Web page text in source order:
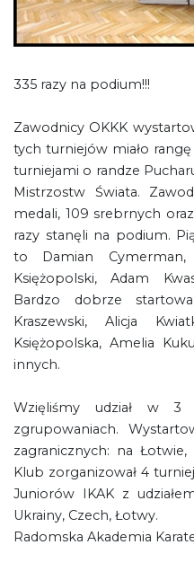
335 razy na podium!!!
Zawodnicy OKKK
tych turniejów miało
turniejami o randze
Mistrzostw Świata.
medali, 109 srebrnych
razy stanęli na podium.
to Damian Cymerman,
Księżopolski, Adam
Bardzo dobrze
Kraszewski, Alicja
Księżopolska, Amelia
innych.
Wzięliśmy udział w 3
zgrupowaniach.
zagranicznych: na
Klub zorganizował 4
Juniorów IKAK z
Ukrainy, Czech, Łotwy.
Radomska Akademia